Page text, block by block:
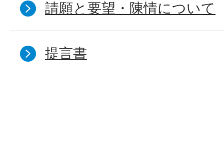
請願と要望・陳情について
提言書